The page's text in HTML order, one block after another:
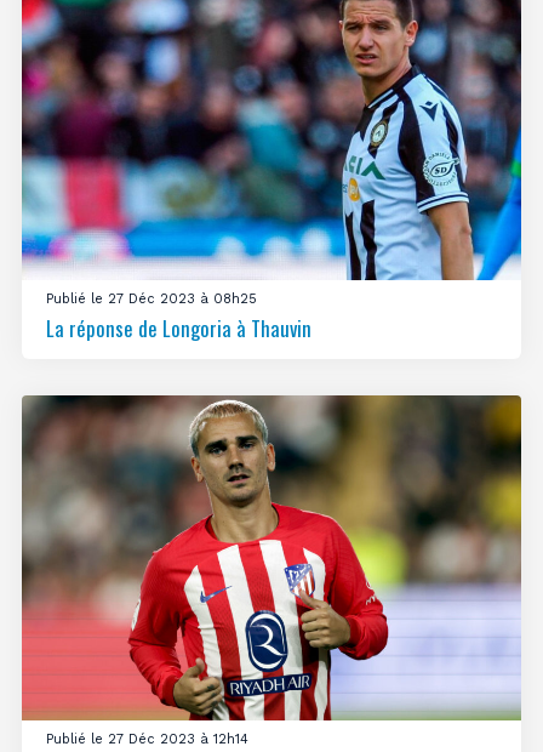
Publié le 27 Déc 2023 à 08h25
La réponse de Longoria à Thauvin
Publié le 27 Déc 2023 à 12h14